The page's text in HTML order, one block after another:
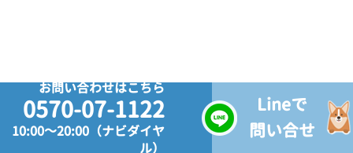
お問い合わせはこちら
0570-07-1122
10:00～20:00（ナビダイヤ
ル）
Lineで
問い合せ